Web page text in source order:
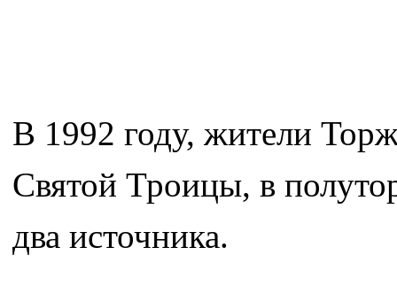
В 1992 году, жители
Святой Троицы, в
два источника.